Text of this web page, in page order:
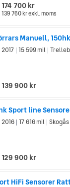
174 700 kr
139 760 krexkl. moms
Manuell,
2017 15 599 mil
139 900 kr
Sport line
2016 17 616 mil Skogås
129 900 kr
HiFi Sensorer